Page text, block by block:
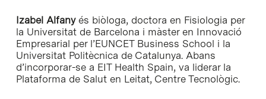
Izabel Alfanyés biòloga, doctora en Fisiologia per
la Universitat de Barcelona i màster en Innovació
Empresarial per l’EUNCET Business School i la
Universitat Politècnica de Catalunya. Abans
d’incorporar-se a EIT Health Spain, va liderar la
Plataforma de Salut en Leitat, Centre Tecnològic.